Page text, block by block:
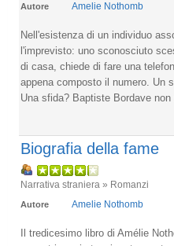
Autore Amelie Nothomb
Nell'esistenza di un individuo
l'imprevisto: uno sconosciuto
di casa, chiede di fare una
appena composto il numero. Un
Una sfida? Baptiste Bordave
Biografia della fame
Narrativa straniera » Romanzi
Autore Amelie Nothomb
Il tredicesimo libro di Amélie